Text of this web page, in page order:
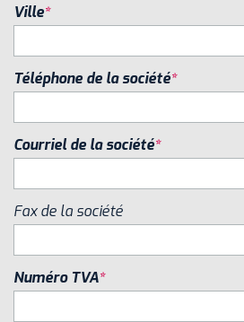
Ville
Téléphone de la société
Courriel de la société
Fax de la société
Numéro TVA